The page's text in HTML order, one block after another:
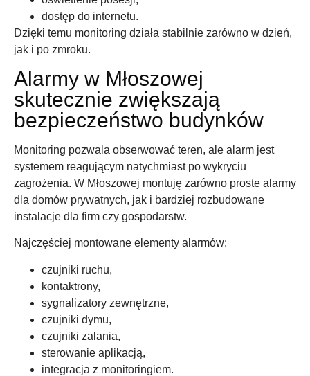
dostęp do internetu.
Dzięki temu monitoring działa stabilnie zarówno w dzień,
jak i po zmroku.
Alarmy w Młoszowej
skutecznie zwiększają
bezpieczeństwo budynków
Monitoring pozwala obserwować teren, ale alarm jest
systemem reagującym natychmiast po wykryciu
zagrożenia. W Młoszowej montuję zarówno proste alarmy
dla domów prywatnych, jak i bardziej rozbudowane
instalacje dla firm czy gospodarstw.
Najczęściej montowane elementy alarmów:
czujniki ruchu,
kontaktrony,
sygnalizatory zewnętrzne,
czujniki dymu,
czujniki zalania,
sterowanie aplikacją,
integracja z monitoringiem.